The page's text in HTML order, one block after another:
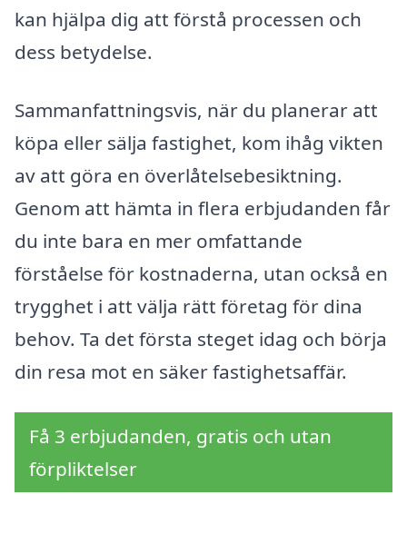
kan hjälpa dig att förstå processen och
dess betydelse.
Sammanfattningsvis, när du planerar att
köpa eller sälja fastighet, kom ihåg vikten
av att göra en överlåtelsebesiktning.
Genom att hämta in flera erbjudanden får
du inte bara en mer omfattande
förståelse för kostnaderna, utan också en
trygghet i att välja rätt företag för dina
behov. Ta det första steget idag och börja
din resa mot en säker fastighetsaffär.
Få 3 erbjudanden, gratis och utan
förpliktelser